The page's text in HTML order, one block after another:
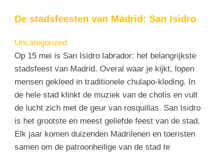
De stadsfeesten van Madrid: San Isidro
Uncategorized
Op 15 mei is San Isidro labrador: het belangrijkste
stadsfeest van Madrid. Overal waar je kijkt, lopen
mensen gekleed in traditionele chulapo-kleding. In
de hele stad klinkt de muziek van de chotis en vult
de lucht zich met de geur van rosquillas. San Isidro
is het grootste en meest geliefde feest van de stad.
Elk jaar komen duizenden Madrilenen en toeristen
samen om de patroonheilige van de stad te